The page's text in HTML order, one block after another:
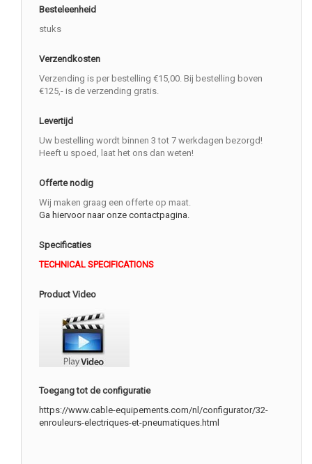
Besteleenheid
stuks
Verzendkosten
Verzending is per bestelling €15,00. Bij bestelling boven
€125,- is de verzending gratis.
Levertijd
Uw bestelling wordt binnen 3 tot 7 werkdagen bezorgd!
Heeft u spoed, laat het ons dan weten!
Offerte nodig
Wij maken graag een offerte op maat.
Ga hiervoor naar onze contactpagina.
Specificaties
TECHNICAL SPECIFICATIONS
Product Video
Toegang tot de configuratie
https://www.cable-equipements.com/nl/configurator/32-
enrouleurs-electriques-et-pneumatiques.html